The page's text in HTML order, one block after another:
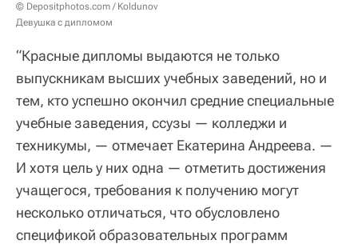
© Depositphotos.com / Koldunov
Девушка с дипломом
“Красные дипломы выдаются не только
выпускникам высших учебных заведений, но и
тем, кто успешно окончил средние специальные
учебные заведения, ссузы — колледжи и
техникумы, — отмечает Екатерина Андреева. —
И хотя цель у них одна — отметить достижения
учащегося, требования к получению могут
несколько отличаться, что обусловлено
спецификой образовательных программ